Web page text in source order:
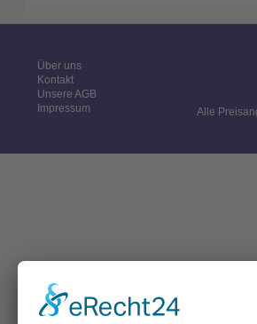
Über uns
Kontakt
Unsere AGB
Impressum
Alle